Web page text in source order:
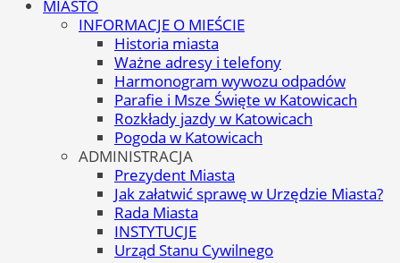
MIASTO
INFORMACJE O MIEŚCIE
Historia miasta
Ważne adresy i telefony
Harmonogram wywozu odpadów
Parafie i Msze Święte w Katowicach
Rozkłady jazdy w Katowicach
Pogoda w Katowicach
ADMINISTRACJA
Prezydent Miasta
Jak załatwić sprawę w Urzędzie Miasta?
Rada Miasta
INSTYTUCJE
Urząd Stanu Cywilnego